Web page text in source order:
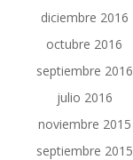
diciembre 2016
octubre 2016
septiembre 2016
julio 2016
noviembre 2015
septiembre 2015